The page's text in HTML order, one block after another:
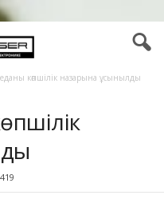
көпшілік назарына ұсынылды
419